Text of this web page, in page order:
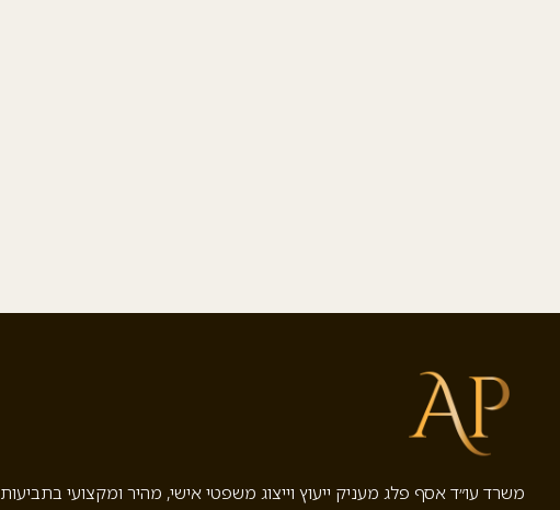
משרד עו״ד אסף פלג מעניק ייעוץ וייצוג משפטי אישי, מהיר ומקצועי בתביעות